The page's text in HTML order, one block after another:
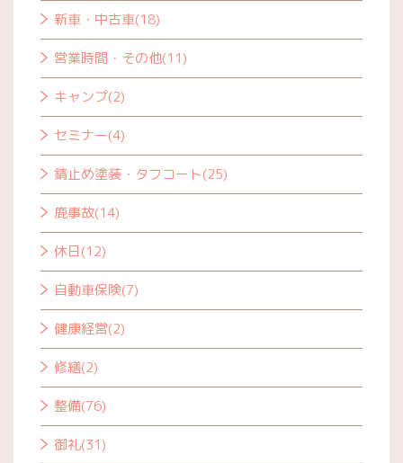
新車・中古車(18)
営業時間・その他(11)
キャンプ(2)
セミナー(4)
錆止め塗装・タフコート(25)
鹿事故(14)
休日(12)
自動車保険(7)
健康経営(2)
修繕(2)
整備(76)
御礼(31)